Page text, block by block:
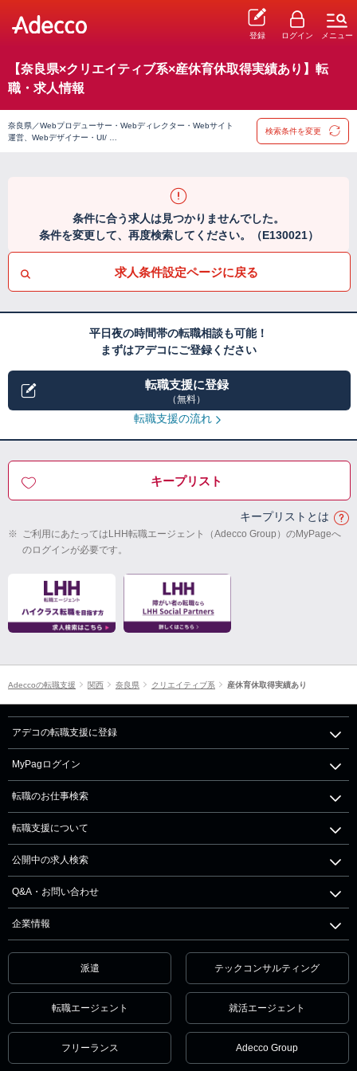
登録 ログイン メニュー
【奈良県×クリエイティブ系×産休育休取得実績あり】転
職・求人情報
奈良県／Webプロデューサー・Webディレクター・Webサイト
運営、Webデザイナー・UI/ …
検索条件を変更
条件に合う求人は見つかりませんでした。
条件を変更して、再度検索してください。（E130021）
求人条件設定ページに戻る
平日夜の時間帯の転職相談も可能！
まずはアデコにご登録ください
転職支援に登録
（無料）
転職支援の流れ
キープリスト
キープリストとは
※ ご利用にあたってはLHH転職エージェント（Adecco Group）のMyPageへ
のログインが必要です。
Adeccoの転職支援 関西 奈良県 クリエイティブ系 産休育休取得実績あり
アデコの転職支援に登録
MyPagログイン
転職のお仕事検索
転職支援について
公開中の求人検索
Q&A・お問い合わせ
企業情報
派遣 テックコンサルティング
転職エージェント 就活エージェント
フリーランス Adecco Group